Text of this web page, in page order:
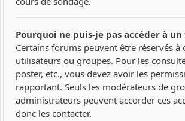
Pourquoi ne puis-je pas accéder à
Certains forums peuvent être réservés à
utilisateurs ou groupes. Pour les
poster, etc., vous devez avoir les
rapportant. Seuls les modérateurs de
administrateurs peuvent accorder ces
donc les contacter.